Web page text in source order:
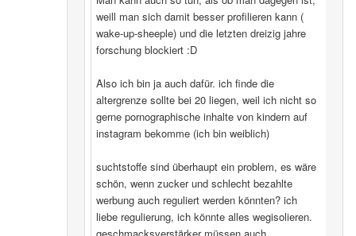
weill man sich damit besser profilieren kann (
wake-up-sheeple) und die letzten dreizig jahre
forschung blockiert :D
Also ich bin ja auch dafür. ich finde die
altergrenze sollte bei 20 liegen, weil ich nicht so
gerne pornographische inhalte von kindern auf
instagram bekomme (ich bin weiblich)
suchtstoffe sind überhaupt ein problem, es wäre
schön, wenn zucker und schlecht bezahlte
werbung auch reguliert werden könnten? ich
liebe regulierung, ich könnte alles wegisolieren.